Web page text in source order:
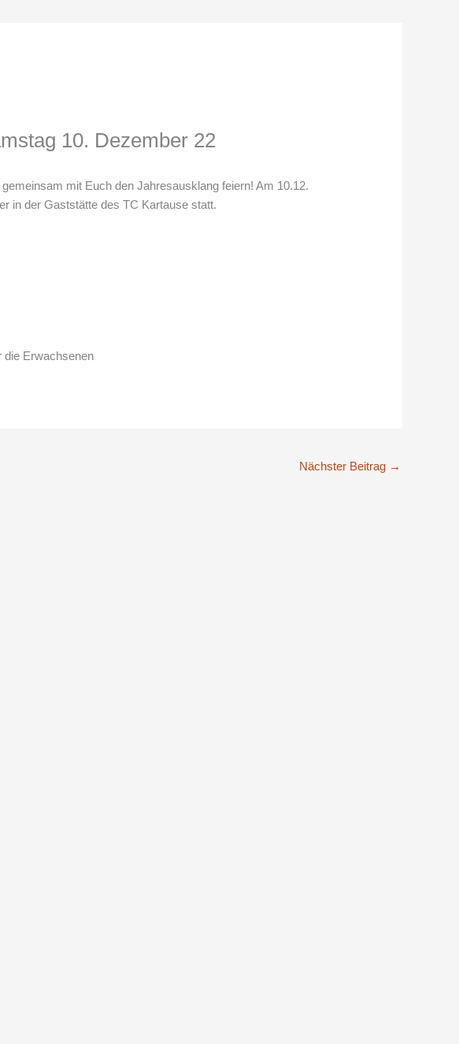
10. Dezember 22
mit Euch den Jahresausklang feiern! Am 10.12.
in der Gaststätte des TC Kartause statt.
die Erwachsenen
Nächster Beitrag →